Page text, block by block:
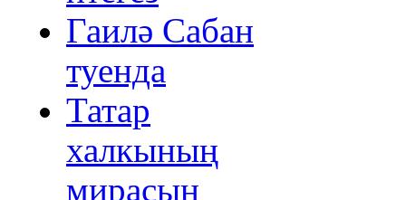
Гаилә Сабан
туенда
Татар
халкының
мирасын